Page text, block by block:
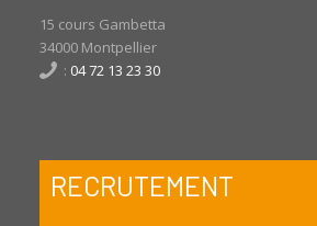
15 cours Gambetta
34000 Montpellier
: 04 72 13 23 30
RECRUTEMENT